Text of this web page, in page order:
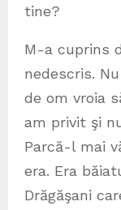
tine?
M-a cuprins
nedescris.
de om vroia
am privit şi
Parcă-l mai
era. Era
Drăgăşani